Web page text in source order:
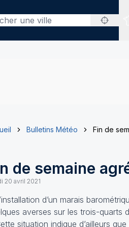
Bulletins Météo Fin de
de semaine
20 avril 2021
d’un marais
averses sur les trois-quarts
situation indique d’ailleurs